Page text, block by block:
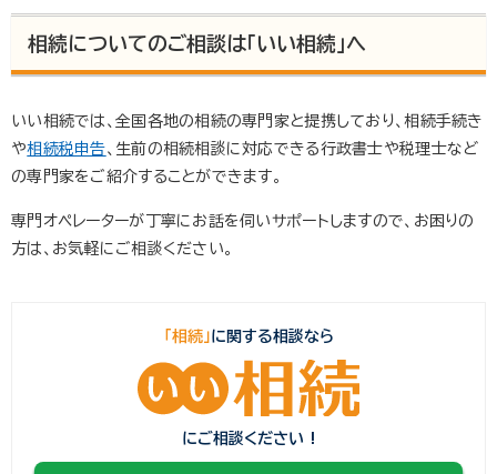
相続についてのご相談は「いい相続」へ
いい相続では、全国各地の相続の専門家と提携しており、相続手続き
や相続税申告、生前の相続相談に対応できる行政書士や税理士など
の専門家をご紹介することができます。
専門オペレーターが丁寧にお話を伺いサポートしますので、お困りの
方は、お気軽にご相談ください。
「相続」に関する相談なら
にご相談ください !